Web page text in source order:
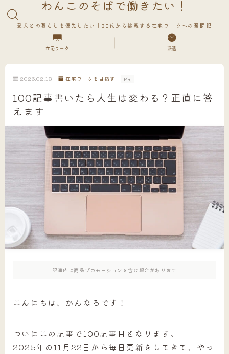
わんこのそばで働きたい！
愛犬との暮らしを優先したい｜30代から挑戦する在宅ワークへの奮闘記
在宅ワーク 派遣
2026.02.18 在宅ワークを目指す PR
100記事書いたら人生は変わる？正直に答
えます
記事内に商品プロモーションを含む場合があります
こんにちは、かんなろです！
ついにこの記事で100記事目となります。
2025年の11月22日から毎日更新をしてきて、やっ